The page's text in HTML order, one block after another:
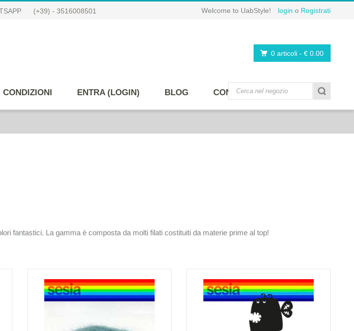
(+39) - 3516008501 Welcome to UabStyle! login o Registrati
0 articoli - € 0.00
CONDIZIONI ENTRA (LOGIN) BLOG CONTATTI
fantastici. La gamma è composta da molti filati costituiti da materie prime al top!